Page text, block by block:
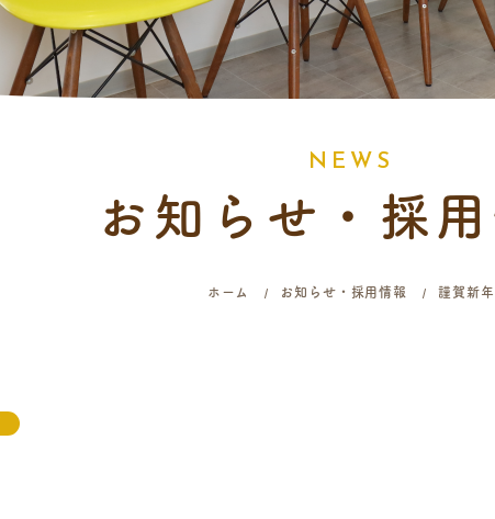
N E W S
お知らせ・採
ホーム お知らせ・採用情報 謹賀新年